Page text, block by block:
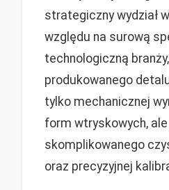
strategiczny wydział
względu na surową
technologiczną
produkowanego
tylko mechanicznej
form wtryskowych,
skomplikowanego
oraz precyzyjnej